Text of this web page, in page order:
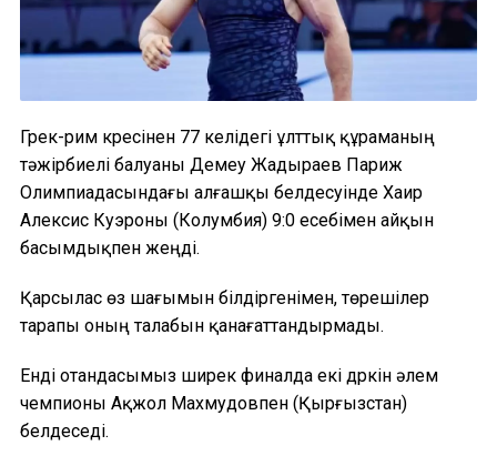
Грек-рим күресінен 77 келідегі ұлттық құраманың
тәжірбиелі балуаны Демеу Жадыраев Париж
Олимпиадасындағы алғашқы белдесуінде Хаир
Алексис Куэроны (Колумбия) 9:0 есебімен айқын
басымдықпен жеңді.
Қарсылас өз шағымын білдіргенімен, төрешілер
тарапы оның талабын қанағаттандырмады.
Енді отандасымыз ширек финалда екі дүркін әлем
чемпионы Ақжол Махмудовпен (Қырғызстан)
белдеседі.